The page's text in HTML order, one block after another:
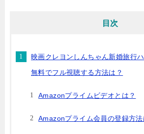
目次
映画クレヨンしんちゃん新婚旅行
無料でフル視聴する方法は？
Amazonプライムビデオとは？
Amazonプライム会員の登録方法